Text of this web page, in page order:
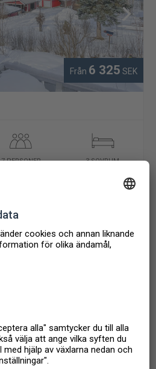
Från 6 325 SEK
7 PERSONER 3 SOVRUM
Från6 938 SEK
Från 4 163SEK